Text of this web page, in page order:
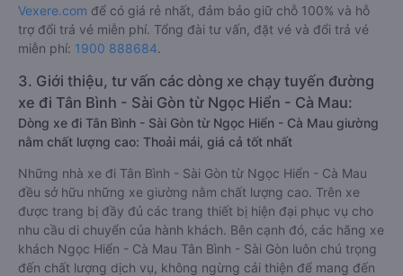
Vexere.com để có giá rẻ nhất, đảm bảo giữ chỗ 100% và hỗ
trợ đổi trả vé miễn phí. Tổng đài tư vấn, đặt vé và đổi trả vé
miễn phí: 1900 888684.
3. Giới thiệu, tư vấn các dòng xe chạy tuyến đường
xe đi Tân Bình - Sài Gòn từ Ngọc Hiển - Cà Mau:
Dòng xe đi Tân Bình - Sài Gòn từ Ngọc Hiển - Cà Mau giường
nằm chất lượng cao: Thoải mái, giá cả tốt nhất
Những nhà xe đi Tân Bình - Sài Gòn từ Ngọc Hiển - Cà Mau
đều sở hữu những xe giường nằm chất lượng cao. Trên xe
được trang bị đầy đủ các trang thiết bị hiện đại phục vụ cho
nhu cầu di chuyển của hành khách. Bên cạnh đó, các hãng xe
khách Ngọc Hiển - Cà Mau Tân Bình - Sài Gòn luôn chú trọng
đến chất lượng dịch vụ, không ngừng cải thiện để mang đến